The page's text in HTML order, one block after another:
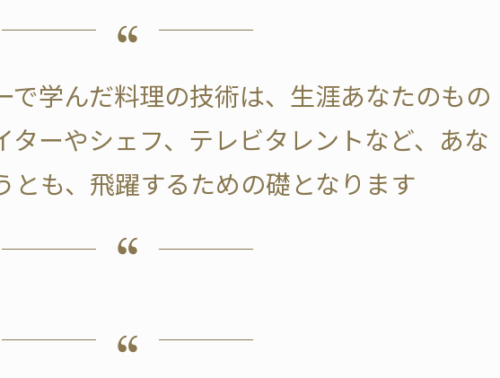
で学んだ料理の技術は、生涯あなたのもの
ターやシェフ、テレビタレントなど、あな
とも、飛躍するための礎となります